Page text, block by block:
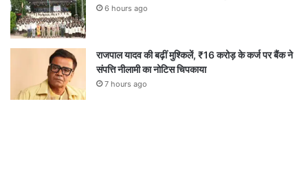
6 hours ago
राजपाल यादव की बढ़ीं मुश्किलें, ₹16 करोड़ के कर्ज पर बैंक ने
संपत्ति नीलामी का नोटिस चिपकाया
7 hours ago